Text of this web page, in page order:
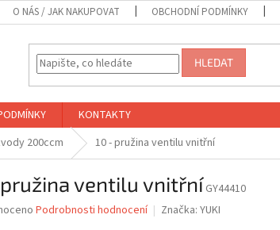
O NÁS / JAK NAKUPOVAT OBCHODNÍ PODMÍNKY
HLEDAT
KONTAKTY
200ccm 10 - pružina ventilu vnitřní
ventilu vnitřní GY44410
Podrobnosti hodnocení Značka: YUKI